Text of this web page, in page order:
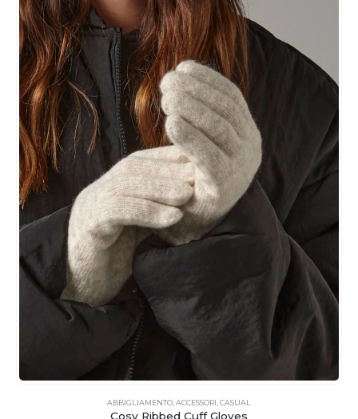
ABBIGLIAMENTO ACCESSORI CASUAL
Cosy Ribbed Cuff Gloves